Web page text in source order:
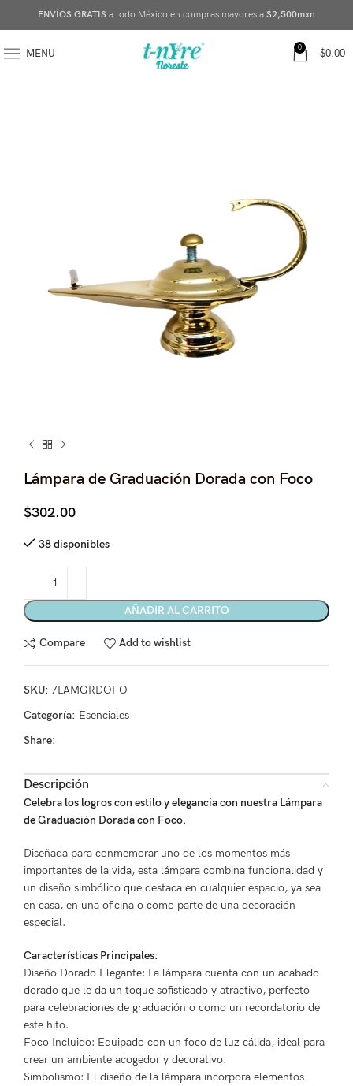
ENVÍOS GRATIS a todo México en compras mayores a $2,500mxn
MENU 0 $0.00
Lámpara de Graduación Dorada con Foco
$302.00
38 disponibles
AÑADIR AL CARRITO
Compare Add to wishlist
SKU: 7LAMGRDOFO
Categoría: Esenciales
Share:
Descripción
Celebra los logros con estilo y elegancia con nuestra Lámpara
de Graduación Dorada con Foco.
Diseñada para conmemorar uno de los momentos más
importantes de la vida, esta lámpara combina funcionalidad y
un diseño simbólico que destaca en cualquier espacio, ya sea
en casa, en una oficina o como parte de una decoración
especial.
Características Principales:
Diseño Dorado Elegante: La lámpara cuenta con un acabado
dorado que le da un toque sofisticado y atractivo, perfecto
para celebraciones de graduación o como un recordatorio de
este hito.
Foco Incluido: Equipado con un foco de luz cálida, ideal para
crear un ambiente acogedor y decorativo.
Simbolismo: El diseño de la lámpara incorpora elementos